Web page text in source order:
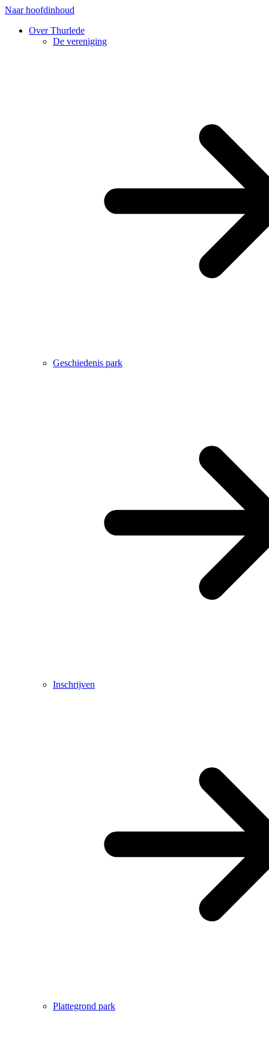
Naar hoofdinhoud
Over Thurlede
De vereniging
Geschiedenis park
Inschrijven
Plattegrond park